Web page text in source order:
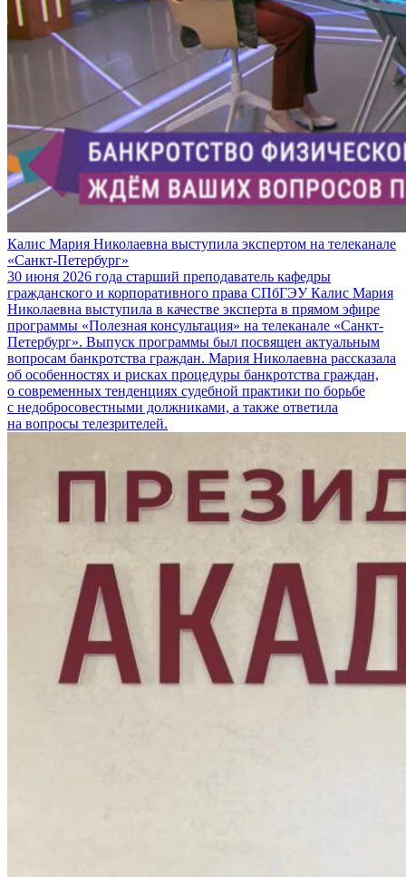
Калис Мария Николаевна выступила экспертом на телеканале
«Санкт-Петербург»
30 июня 2026 года старший преподаватель кафедры
гражданского и корпоративного права СПбГЭУ Калис Мария
Николаевна выступила в качестве эксперта в прямом эфире
программы «Полезная консультация» на телеканале «Санкт-
Петербург». Выпуск программы был посвящен актуальным
вопросам банкротства граждан. Мария Николаевна рассказала
об особенностях и рисках процедуры банкротства граждан,
о современных тенденциях судебной практики по борьбе
с недобросовестными должниками, а также ответила
на вопросы телезрителей.